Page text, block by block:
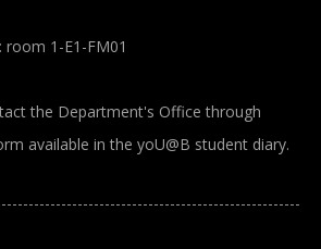
1-E1-FM01
the Department's Office through
available in the yoU@B student diary.